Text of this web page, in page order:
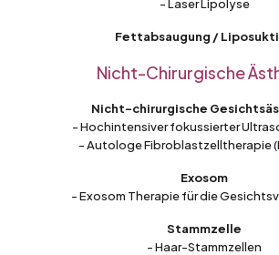
- Laser Lipolyse
Fettabsaugung /
Nicht-Chirurgische
Nicht-chirurgische
- Hochintensiver fokussierter
- Autologe Fibroblastzelltherapie
Exosom
- Exosom Therapie für die
Stammzelle
- Haar-Stammzellen